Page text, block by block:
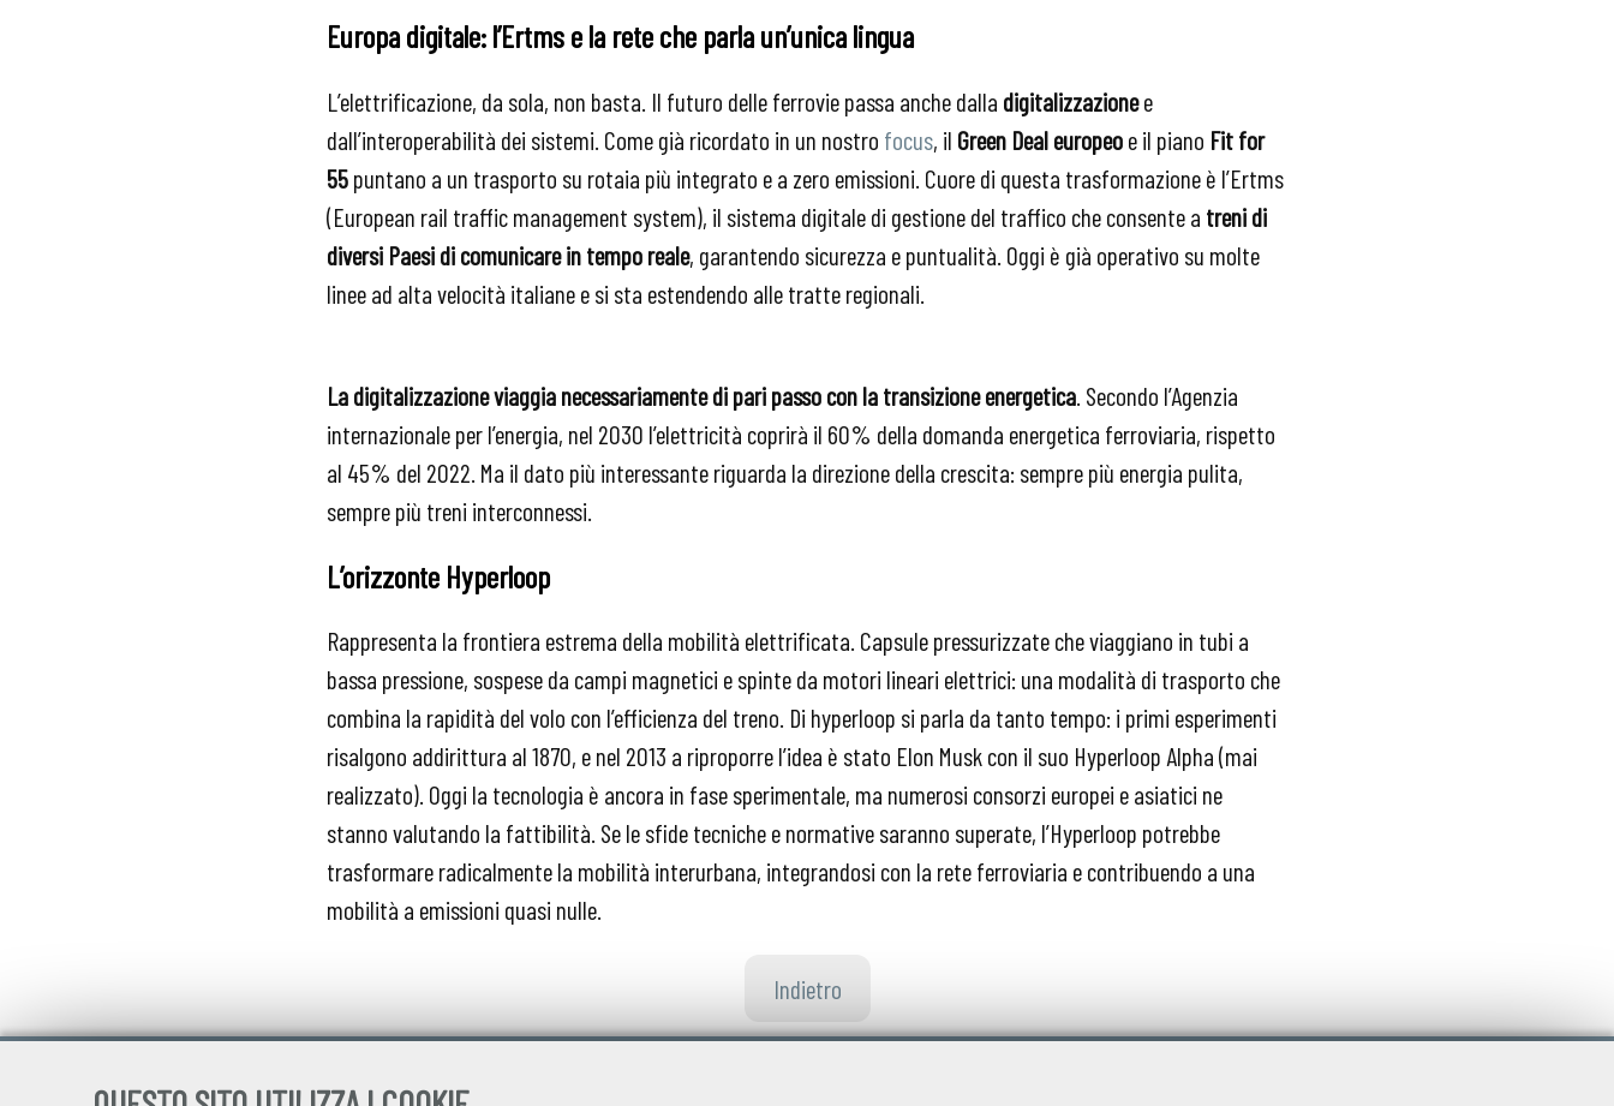
Europa digitale: l’Ertms e la rete che parla un’unica lingua
L’elettrificazione, da sola, non basta. Il futuro delle ferrovie passa anche dalla digitalizzazionee
dall’interoperabilità dei sistemi. Come già ricordato in un nostro focus, il Green Deal europeoe il piano Fit for
55puntano a un trasporto su rotaia più integrato e a zero emissioni. Cuore di questa trasformazione è l’Ertms
(European rail traffic management system), il sistema digitale di gestione del traffico che consente a treni di
diversi Paesi di comunicare in tempo reale, garantendo sicurezza e puntualità. Oggi è già operativo su molte
linee ad alta velocità italiane e si sta estendendo alle tratte regionali.
La digitalizzazione viaggia necessariamente di pari passo con la transizione energetica. Secondo l’Agenzia
internazionale per l’energia, nel 2030 l’elettricità coprirà il 60% della domanda energetica ferroviaria, rispetto
al 45% del 2022. Ma il dato più interessante riguarda la direzione della crescita: sempre più energia pulita,
sempre più treni interconnessi.
L’orizzonte Hyperloop
Rappresenta la frontiera estrema della mobilità elettrificata. Capsule pressurizzate che viaggiano in tubi a
bassa pressione, sospese da campi magnetici e spinte da motori lineari elettrici: una modalità di trasporto che
combina la rapidità del volo con l’efficienza del treno. Di hyperloop si parla da tanto tempo: i primi esperimenti
risalgono addirittura al 1870, e nel 2013 a riproporre l’idea è stato Elon Musk con il suo Hyperloop Alpha (mai
realizzato). Oggi la tecnologia è ancora in fase sperimentale, ma numerosi consorzi europei e asiatici ne
stanno valutando la fattibilità. Se le sfide tecniche e normative saranno superate, l’Hyperloop potrebbe
trasformare radicalmente la mobilità interurbana, integrandosi con la rete ferroviaria e contribuendo a una
mobilità a emissioni quasi nulle.
Indietro